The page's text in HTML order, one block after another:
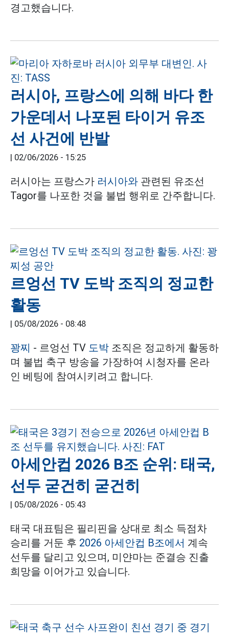
경고했습니다.
러시아, 프랑스에 의해 바다 한
가운데서 나포된 타이거 유조
선 사건에 반발
| 02/06/2026 - 15:25
러시아는 프랑스가 러시아와 관련된 유조선
Tagor를 나포한 것을 불법 행위로 간주합니다.
르엉선 TV 도박 조직의 정교한
활동
| 05/08/2026 - 08:48
꽝찌 - 르엉선 TV 도박 조직은 정교하게 활동하
며 불법 축구 방송을 가장하여 시청자를 온라
인 베팅에 참여시키려고 합니다.
아세안컵 2026 B조 순위: 태국,
선두 굳건히 굳건히
| 05/08/2026 - 05:43
태국 대표팀은 필리핀을 상대로 최소 득점차
승리를 거둔 후 2026 아세안컵 B조에서 계속
선두를 달리고 있으며, 미얀마는 준결승 진출
희망을 이어가고 있습니다.